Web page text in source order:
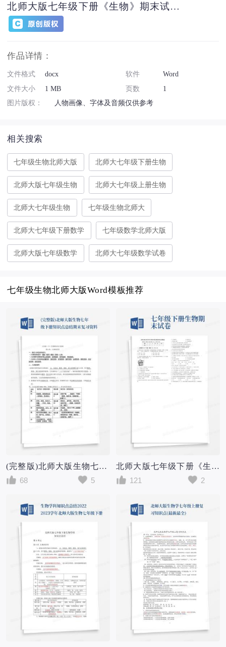
北师大版七年级下册《生物》期末试卷及答案【完整版】
作品详情：
文件格式 docx 软件
Word
文件大小
1 MB 页数
1
图片版权：
人物画像、字体及音频仅供参考
相关搜索
七年级生物北师大版 北师大七年级下册生物
北师大版七年级生物 北师大七年级上册生物
北师大七年级生物 七年级生物北师大
北师大七年级下册数学 七年级数学北师大版
北师大版七年级数学 北师大七年级数学试卷
七年级生物北师大版Word模板推荐
(完整版)北师大版生物七年级下册知识点总结期末复习资料
68
5
北师大版七年级下册《生物》期末试卷及答案【完整版】
121
2